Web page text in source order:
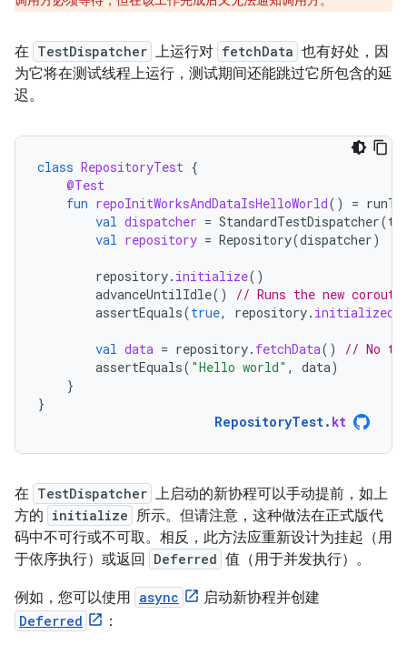
在 TestDispatcher 上运行对 fetchData 也有好处，因
为它将在测试线程上运行，测试期间还能跳过它所包含的延
迟。
class RepositoryTest {
@Test
fun repoInitWorksAndDataIsHelloWorld() =
val dispatcher = StandardTestDispatcher(
val repository = Repository(dispatcher)
repository. initialize()
advanceUntilIdle()
// Runs the new
assertEquals(true, repository. initialized
val data = repository. fetchData()
// No
assertEquals( "Hello world" , data)
}
}
RepositoryTest. kt
在 TestDispatcher 上启动的新协程可以手动提前，如上
方的 initialize 所示。但请注意，这种做法在正式版代
码中不可行或不可取。相反，此方法应重新设计为挂起（用
于依序执行）或返回
Deferred 值（用于并发执行）。
例如，您可以使用 async 启动新协程并创建
Deferred ：